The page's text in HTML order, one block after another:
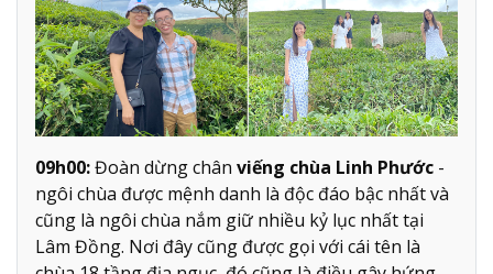
09h00:Đoàn dừng chân viếng chùa Linh Phước -
ngôi chùa được mệnh danh là độc đáo bậc nhất và
cũng là ngôi chùa nắm giữ nhiều kỷ lục nhất tại
Lâm Đồng. Nơi đây cũng được gọi với cái tên là